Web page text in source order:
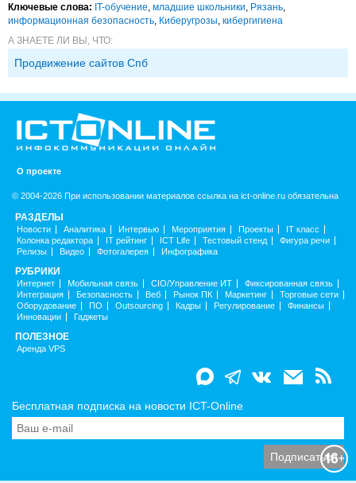
Ключевые слова: IT-обучение младшие школьники Рязань
информационная безопасность Киберугрозы кибергигиена
А ЗНАЕТЕ ЛИ ВЫ, ЧТО:
Продвижение сайтов Спб
О проекте
© 2004-2026 При использовании материалов ссылка на ict-online.ru обязательна
РАЗДЕЛЫ
Новости Аналитика Интервью Мероприятия Проекты
IT класс
Колонка редактора
IT рейтинг ICT Life Тестовый стенд
Фигура речи
Релизы
Видео Фотогалерея Инфографика
РУБРИКИ
Интернет Мобильная связь CIO/Управление ИТ
Фиксированная связь
Интеграция
Безопасность Веб Рынок ПК Маркетинг
Торговые сети
Оборудование
ПО Outsourcing Кадры Регулирование
Финансы
Инновации
Гаджеты
ПОЛЕЗНОЕ
Аренда VPS
Бесплатная подписка на новости ICT-Online